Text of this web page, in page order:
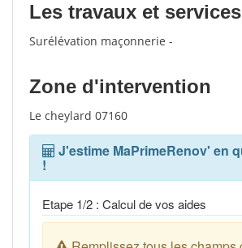
Les travaux et services
Surélévation maçonnerie -
Zone d'intervention
Le cheylard 07160